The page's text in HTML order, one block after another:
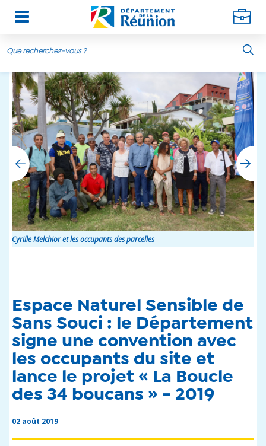
Aller au contenu principal
Espace Naturel Sensible de
Sans Souci : le Département
signe une convention avec
les occupants du site et
lance le projet « La Boucle
des 34 boucans » - 2019
02 août 2019
Cyrille Melchior et les occupants des parcelles